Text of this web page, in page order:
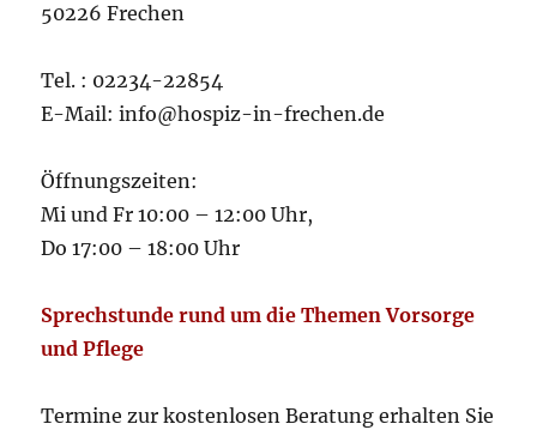
50226 Frechen
Tel. : 02234-22854
E-Mail: info@hospiz-in-frechen.de
Öffnungszeiten:
Mi und Fr 10:00 – 12:00 Uhr,
Do 17:00 – 18:00 Uhr
Sprechstunde rund um die Themen Vorsorge
und Pflege
Termine zur kostenlosen Beratung erhalten Sie